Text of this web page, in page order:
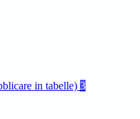
in tabelle) 3